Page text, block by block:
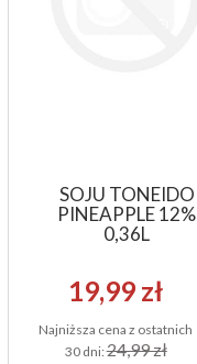
SOJU TONEIDO
PINEAPPLE 12%
0,36L
19,99 zł
Najniższa cena z ostatnich
30 dni:24,99 zł